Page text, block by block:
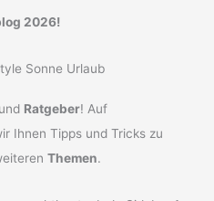
2026!
und Ratgeber! Auf
Ihnen Tipps und Tricks zu
Themen.